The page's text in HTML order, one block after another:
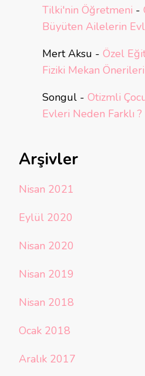
Tilki'nin Öğretmeni -
Büyüten Ailelerin
Mert Aksu - Özel
Fiziki Mekan Önerileri
Songul - Otizmli
Evleri Neden Farklı ?
Arşivler
Nisan 2021
Eylül 2020
Nisan 2020
Nisan 2019
Nisan 2018
Ocak 2018
Aralık 2017